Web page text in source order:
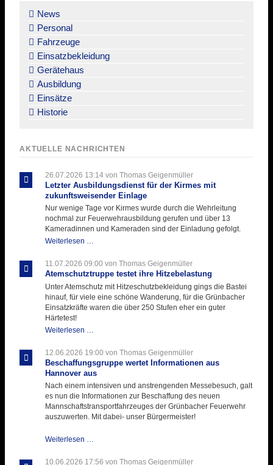
überspringen
News
Personal
Fahrzeuge
Einsatzbekleidung
Gerätehaus
Ausbildung
Einsätze
Historie
AKTUELLE NACHRICHTEN
26.07.2026 13:14von Thomas Geigenmüller
Letzter Ausbildungsdienst für der Kirmes mit
zukunftsweisender Einlage
Nur wenige Tage vor Kirmes wurde durch die Wehrleitung
nochmal zur Feuerwehrausbildung gerufen und über 13
Kameradinnen und Kameraden sind der Einladung gefolgt.
Weiterlesen …
für
der
11.07.2026 09:00 von Thomas Geigenmüller
Atemschutztruppe testet ihre Hitzebelastung
Unter Atemschutz mit Hitzeschutzbekleidung gings die Bastei
hinauf, für viele eine schöne Wanderung, für die Grünbacher
Einsatzkräfte waren die über 250 Stufen eher ein guter
Härtetest!
Weiterlesen …
ihre
Hitzebelastung
12.06.2026 19:00 von Thomas Geigenmüller
Beschaffungsgruppe wertet Informationen aus
Hannover aus
Nach einem intensiven und anstrengenden Messebesuch, galt
es nun die Informationen zur Beschaffung des neuen
Mannschaftstransportfahrzeuges der Grünbacher Feuerwehr
auszuwerten. Mit dabei- unser Bürgermeister!
Weiterlesen …
Informationen
10.06.2026 17:56 von Thomas Geigenmüller